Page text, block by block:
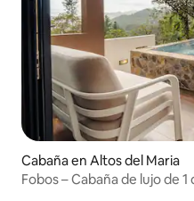
Cabaña en Altos del Maria
Fobos – Cabaña de lujo de